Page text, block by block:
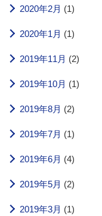
2020年2月 (1)
2020年1月 (1)
2019年11月 (2)
2019年10月 (1)
2019年8月 (2)
2019年7月 (1)
2019年6月 (4)
2019年5月 (2)
2019年3月 (1)